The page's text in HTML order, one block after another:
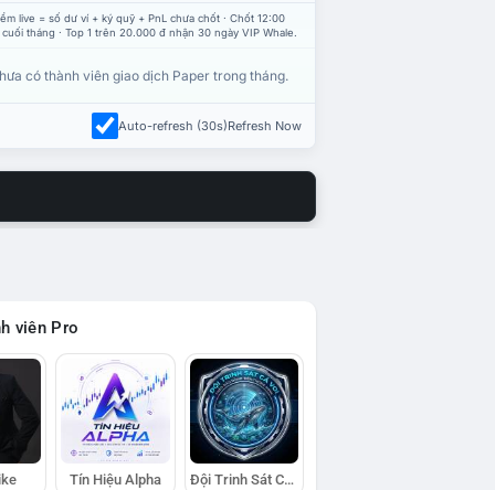
live = số dư ví + ký quỹ + PnL chưa chốt · Chốt 12:00
tháng · Top 1 trên 20.000 đ nhận 30 ngày VIP Whale.
có thành viên giao dịch Paper trong tháng.
Auto-refresh (30s)Refresh Now
viên Pro
Tín Hiệu Alpha Đội Trinh Sát Cá Voi